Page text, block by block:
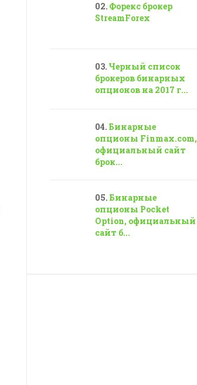
Форекс брокер
StreamForex
Черный список
брокеров бинарных
опционов на 2017 г...
Бинарные
опционы Finmax.com,
официальный сайт
брок...
Бинарные
опционы Pocket
Option, официальный
сайт б...